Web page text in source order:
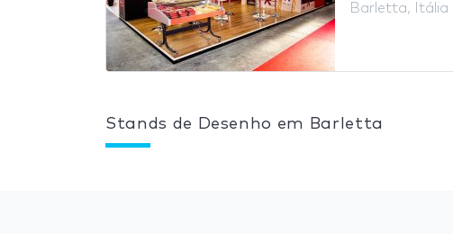
Barletta, Itália
Stands de Desenho em Barletta